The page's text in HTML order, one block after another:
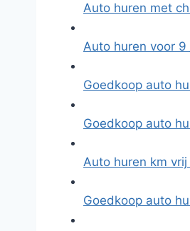
Auto huren met
Auto huren voor
Goedkoop auto
Goedkoop auto
Auto huren km
Goedkoop auto